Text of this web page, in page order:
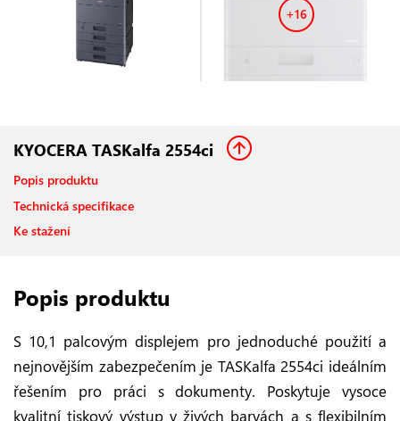
+16
KYOCERA TASKalfa 2554ci
Popis produktu
Technická specifikace
Ke stažení
Popis produktu
S 10,1 palcovým displejem pro jednoduché použití a
nejnovějším zabezpečením je TASKalfa 2554ci ideálním
řešením pro práci s dokumenty. Poskytuje vysoce
kvalitní tiskový výstup v živých barvách a s flexibilním